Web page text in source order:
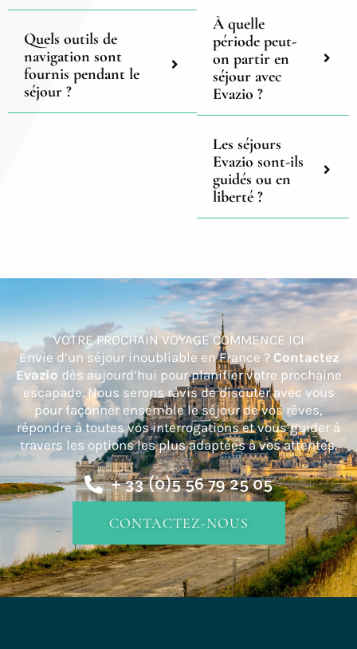
Quels outils de
navigation sont
fournis pendant le
séjour ?
À quelle
période peut-
on partir en
séjour avec
Evazio ?
Les séjours
Evazio sont-ils
guidés ou en
liberté ?
VOTRE PROCHAIN VOYAGE COMMENCE ICI
Envie d’un séjour inoubliable en France ? Contactez
Evazio dès aujourd’hui pour planifier votre prochaine
escapade. Nous serons ravis de discuter avec vous
pour façonner ensemble le séjour de vos rêves,
répondre à toutes vos interrogations et vous guider à
travers les options les plus adaptées à vos attentes.
+ 33 (0)5 56 79 25 05
CONTACTEZ-NOUS